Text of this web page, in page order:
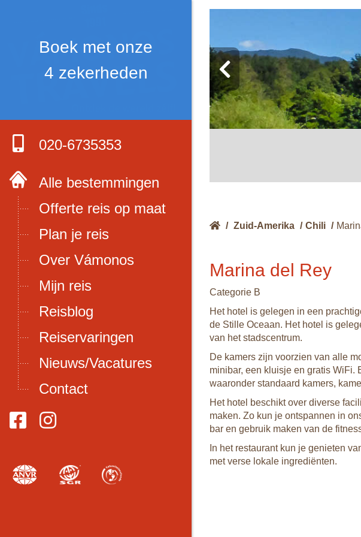
Boek met onze
4 zekerheden
020-6735353
Alle bestemmingen
Offerte reis op maat
Plan je reis
Over Vámonos
Mijn reis
Reisblog
Reiservaringen
Nieuws/Vacatures
Contact
/ Zuid-Amerika / Chili /
Marina del Rey
Categorie B
Het hotel is gelegen in een
de Stille Oceaan. Het hotel is
van het stadscentrum.
De kamers zijn voorzien van alle
minibar, een kluisje en gratis WiFi.
waaronder standaard kamers,
Het hotel beschikt over diverse
maken. Zo kun je ontspannen in
bar en gebruik maken van de
In het restaurant kun je genieten
met verse lokale ingrediënten.